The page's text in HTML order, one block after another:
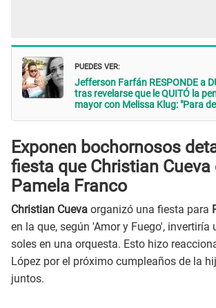
PUEDES VER:
Jefferson Farfán RESPONDE a
tras revelarse que le QUITÓ la
mayor con Melissa Klug: "Para
Exponen bochornosos
fiesta que Christian Cueva
Pamela Franco
Christian Cueva organizó una fiesta para
en la que, según 'Amor y Fuego', invertiría
soles en una orquesta. Esto hizo
López por el próximo cumpleaños de la
juntos.